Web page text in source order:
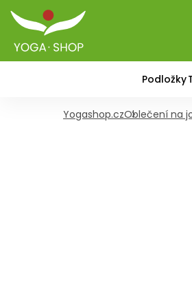
Podložky
Yogashop.czOblečení na